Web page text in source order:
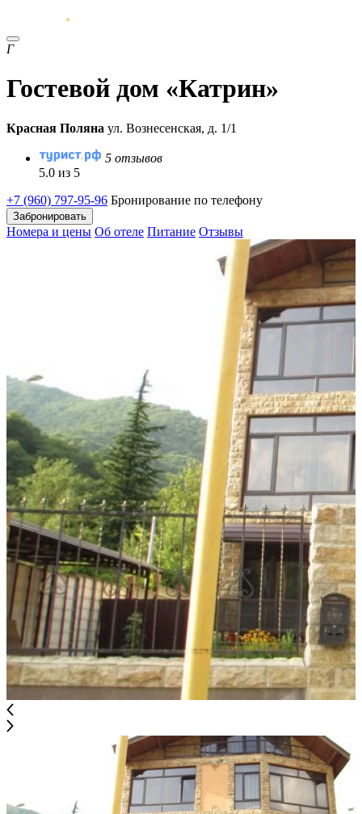
Г
Гостевой дом «Катрин»
Красная Поляна ул. Вознесенская, д. 1/1
5 отзывов
5.0 из 5
+7 (960) 797-95-96 Бронирование по телефону
Забронировать
Номера и цены Об отеле Питание Отзывы